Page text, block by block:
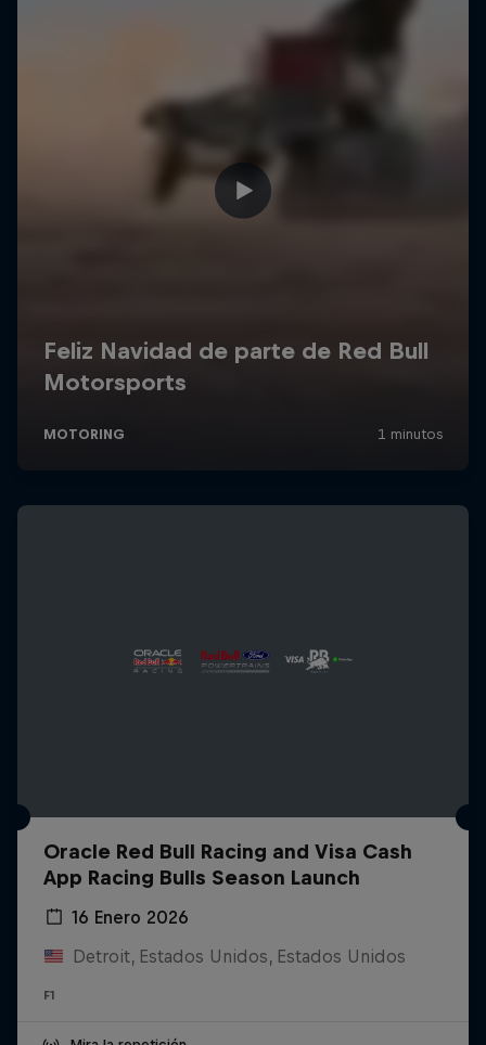
Oracle Red Bull Racing and Visa Cash
App Racing Bulls Season Launch
16 Enero 2026
Detroit, Estados Unidos, Estados Unidos
F1